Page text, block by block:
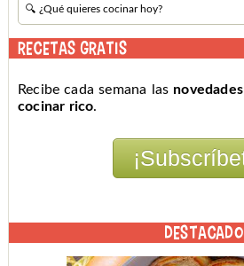
RECETAS GRATIS
Recibe cada semana las novedades
cocinar rico.
DESTACADO